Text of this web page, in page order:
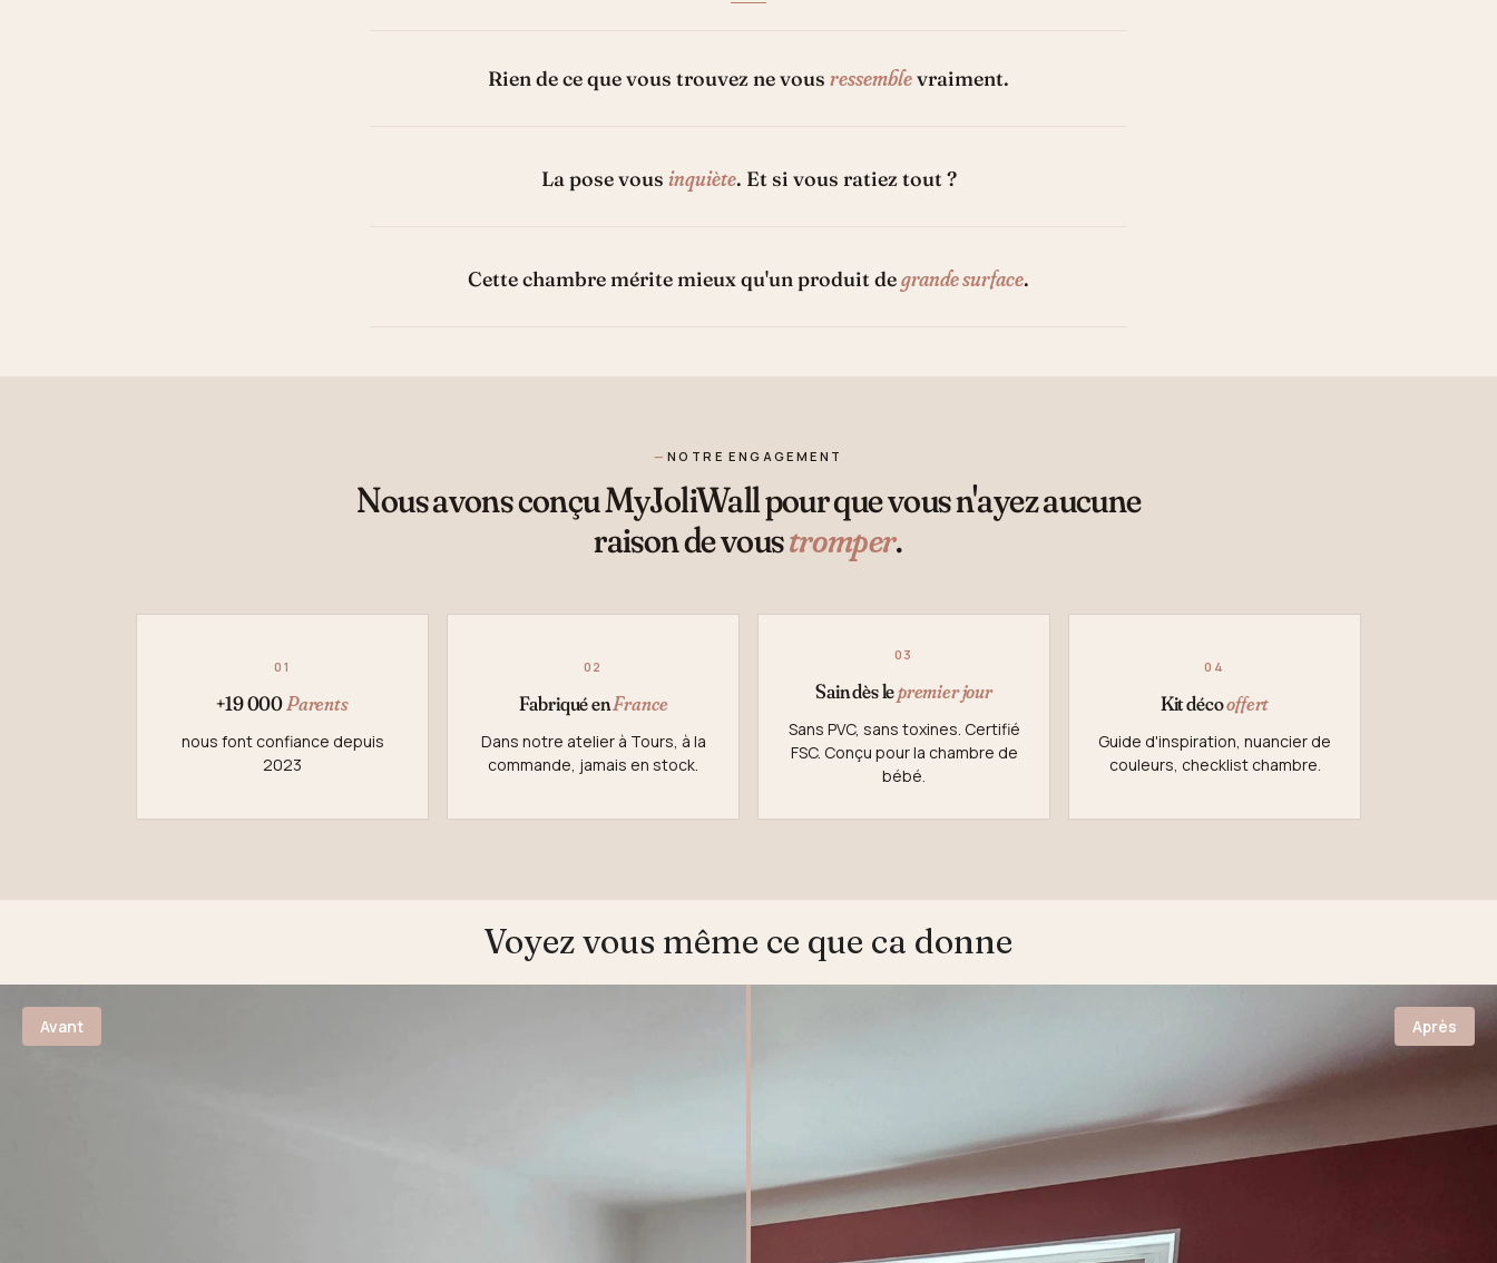
Rien de ce que vous trouvez ne vous ressemblevraiment.
La pose vous inquiète. Et si vous ratiez tout ?
Cette chambre mérite mieux qu'un produit degrande surface.
NOTRE ENGAGEMENT
Nous avons conçu MyJoliWall pour que vous n'ayez aucune
raison de voustromper.
01
+19 000Parents
nous font confiance depuis
2023
02
Fabriqué enFrance
Dans notre atelier à Tours, à la
commande, jamais en stock.
03
Sain dès lepremier jour
Sans PVC, sans toxines. Certifié
FSC. Conçu pour la chambre de
bébé.
04
Kit décooffert
Guide d'inspiration, nuancier de
couleurs, checklist chambre.
Voyez vous même ce que ca donne
Avant Après